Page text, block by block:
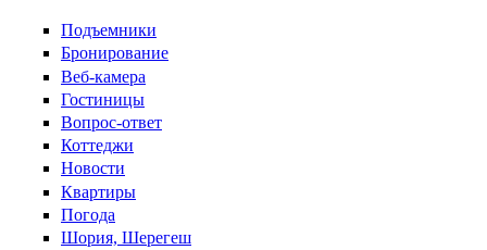
Перейти к основному содержанию
Подъемники
Бронирование
Веб-камера
Гостиницы
Вопрос-ответ
Коттеджи
Новости
Квартиры
Погода
Шория, Шерегеш